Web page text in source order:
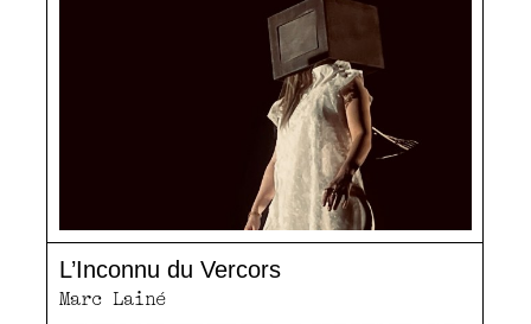
L’Inconnu du Vercors
Marc Lainé